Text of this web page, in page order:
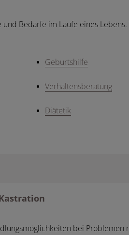
Bedarfe im Laufe eines
Geburtshilfe
Verhaltensberatung
Diätetik
bei Problemen